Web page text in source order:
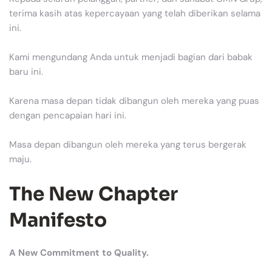
terima kasih atas kepercayaan yang telah diberikan selama
ini.
Kami mengundang Anda untuk menjadi bagian dari babak
baru ini.
Karena masa depan tidak dibangun oleh mereka yang puas
dengan pencapaian hari ini.
Masa depan dibangun oleh mereka yang terus bergerak
maju.
The New Chapter
Manifesto
A New Commitment to Quality.